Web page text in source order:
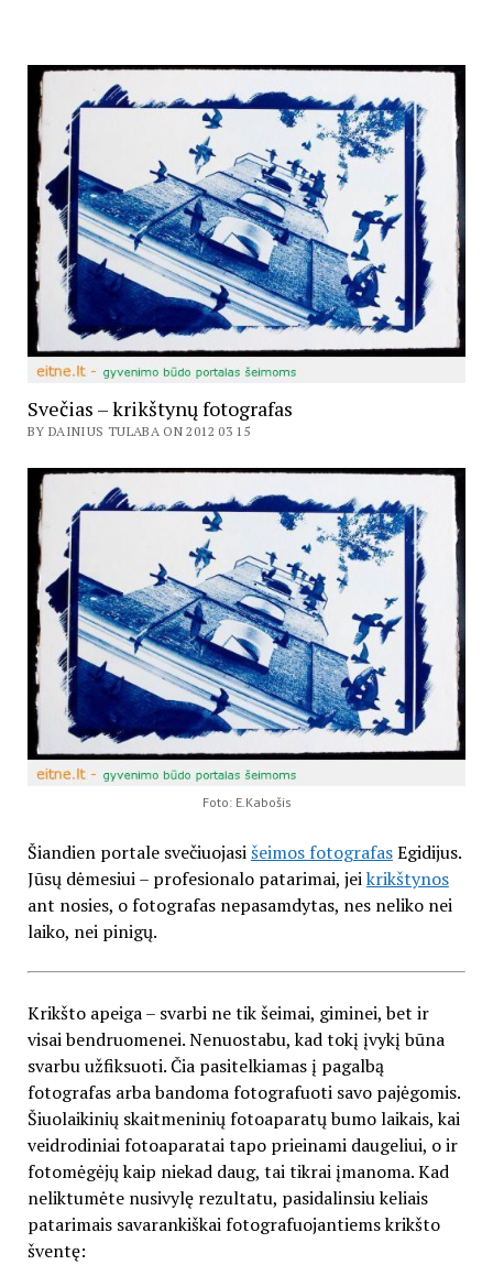
Svečias – krikštynų fotografas
BY DAINIUS TULABA ON 2012 03 15
Foto: E.Kabošis
Šiandien portale svečiuojasišeimos fotografasEgidijus.
Jūsų dėmesiui – profesionalo patarimai, jeikrikštynos
ant nosies, o fotografas nepasamdytas, nes neliko nei
laiko, nei pinigų.
Krikšto apeiga – svarbi ne tik šeimai, giminei, bet ir
visai bendruomenei. Nenuostabu, kad tokį įvykį būna
svarbu užfiksuoti. Čia pasitelkiamas į pagalbą
fotografas arba bandoma fotografuoti savo pajėgomis.
Šiuolaikinių skaitmeninių fotoaparatų bumo laikais, kai
veidrodiniai fotoaparatai tapo prieinami daugeliui, o ir
fotomėgėjų kaip niekad daug, tai tikrai įmanoma. Kad
neliktumėte nusivylę rezultatu, pasidalinsiu keliais
patarimais savarankiškai fotografuojantiems krikšto
šventę: